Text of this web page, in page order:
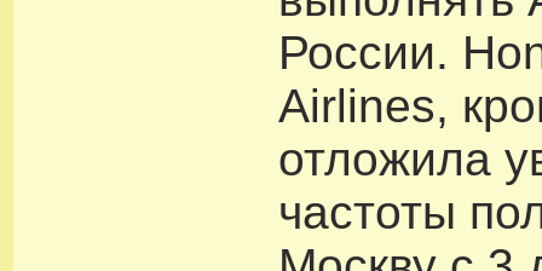
России.
Airlines,
отложила
частоты